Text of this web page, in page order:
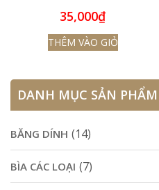
35,000₫
THÊM VÀO GIỎ
DANH MỤC SẢN PHẨM
BĂNG DÍNH (14)
BÌA CÁC LOẠI (7)